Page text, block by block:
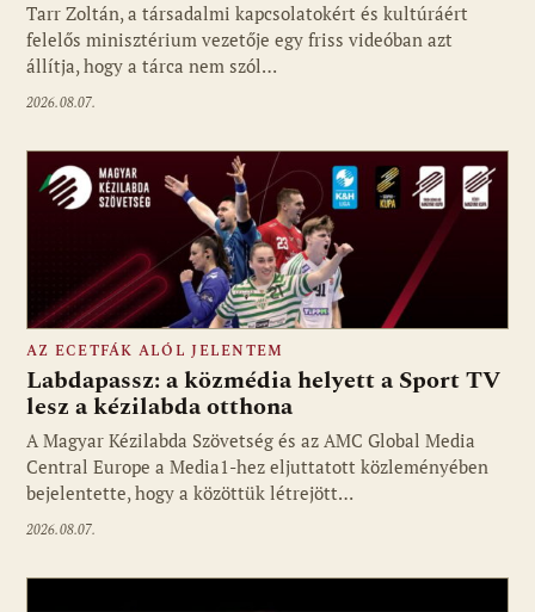
Tarr Zoltán, a társadalmi kapcsolatokért és kultúráért
felelős minisztérium vezetője egy friss videóban azt
állítja, hogy a tárca nem szól…
2026.08.07.
Fotó: media1.hu
AZ ECETFÁK ALÓL JELENTEM
Labdapassz: a közmédia helyett a Sport TV
lesz a kézilabda otthona
A Magyar Kézilabda Szövetség és az AMC Global Media
Central Europe a Media1-hez eljuttatott közleményében
bejelentette, hogy a közöttük létrejött…
2026.08.07.